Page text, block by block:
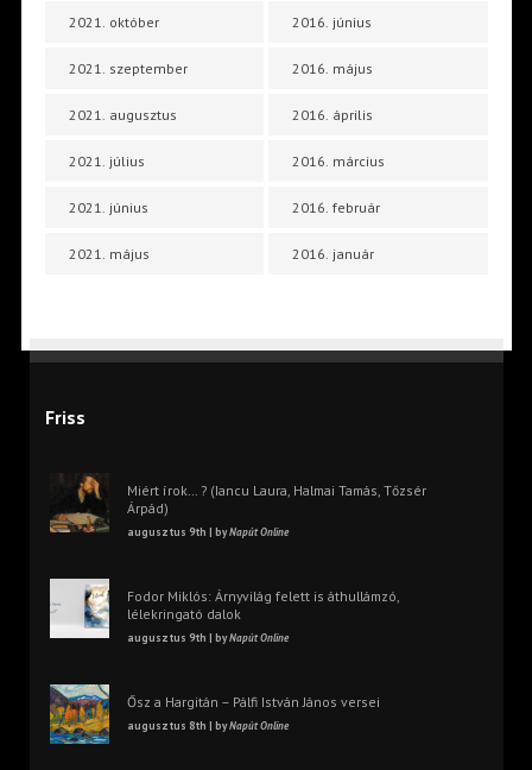
2021. október
2021. szeptember
2021. augusztus
2021. július
2021. június
2021. május
2016. június
2016. május
2016. április
2016. március
2016. február
2016. január
Friss
Miért írok… ? (Iancu Laura, Halmai Tamás, Tőzsér
Árpád)
augusztus 9th | byNapút Online
Fodor Miklós: Árnyvilág felett is áthullámzó,
lélekringató dalok
augusztus 9th | byNapút Online
Ősz a Hargitán – Pálfi István János versei
augusztus 8th | byNapút Online